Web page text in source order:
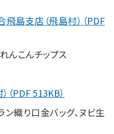
島支店（飛島村）（PDF
んこんチップス
（PDF 513KB）
織り口金バッグ、ヌビ生